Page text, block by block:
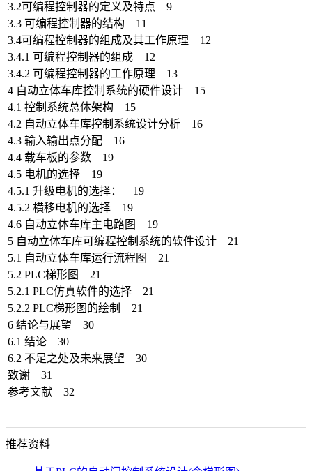
3.2可编程控制器的定义及特点 9
3.3 可编程控制器的结构 11
3.4可编程控制器的组成及其工作原理 12
3.4.1 可编程控制器的组成 12
3.4.2 可编程控制器的工作原理 13
4 自动立体车库控制系统的硬件设计 15
4.1 控制系统总体架构 15
4.2 自动立体车库控制系统设计分析 16
4.3 输入输出点分配 16
4.4 载车板的参数 19
4.5 电机的选择 19
4.5.1 升级电机的选择： 19
4.5.2 横移电机的选择 19
4.6 自动立体车库主电路图 19
5 自动立体车库可编程控制系统的软件设计 21
5.1 自动立体车库运行流程图 21
5.2 PLC梯形图 21
5.2.1 PLC仿真软件的选择 21
5.2.2 PLC梯形图的绘制 21
6 结论与展望 30
6.1 结论 30
6.2 不足之处及未来展望 30
致谢 31
参考文献 32
推荐资料